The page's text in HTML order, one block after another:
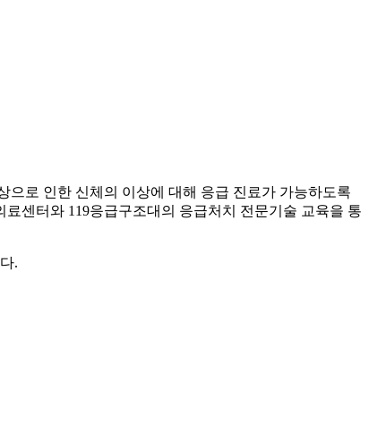
으로 인한 신체의 이상에 대해 응급 진료가 가능하도록
료센터와 119응급구조대의 응급처치 전문기술 교육을 통
.